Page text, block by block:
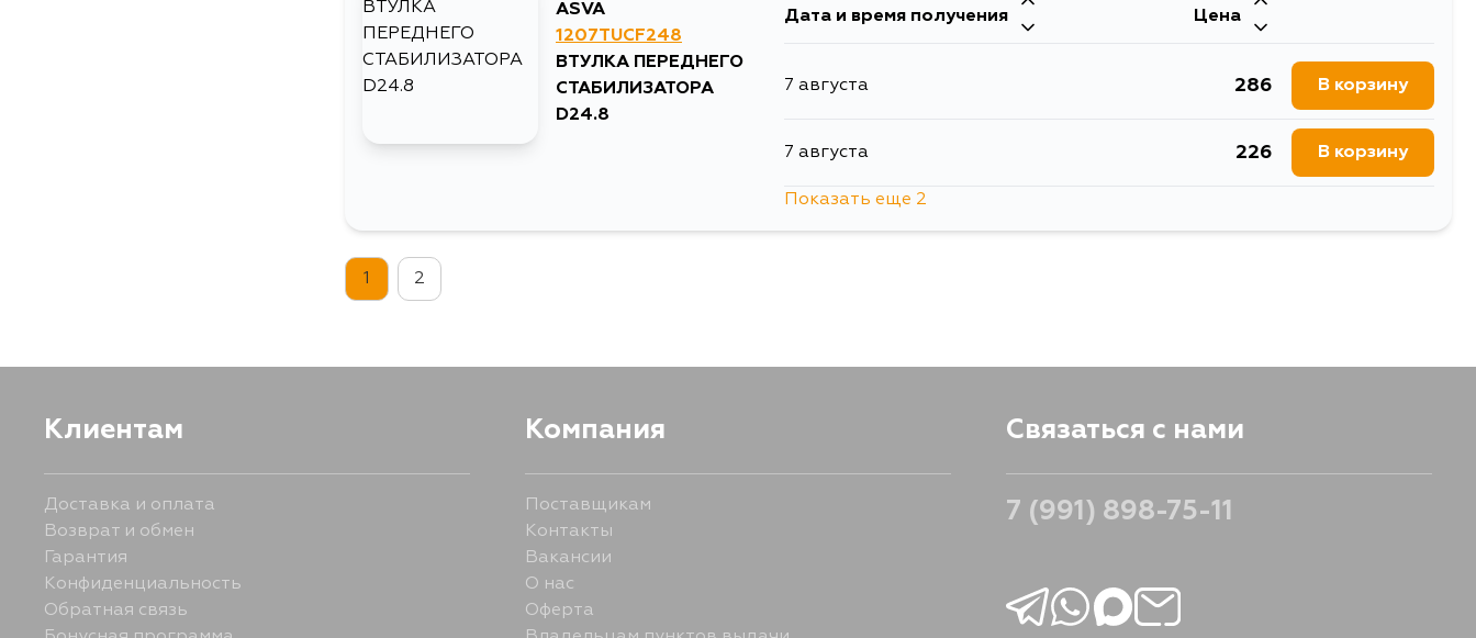
ASVA
1207TUCF248
ВТУЛКА ПЕРЕДНЕГО
СТАБИЛИЗАТОРА
D24.8
Дата и время получения Цена
7 августа 286 В корзину
7 августа 226 В корзину
Показать еще 2
1 2
Клиентам
Доставка и оплата
Возврат и обмен
Гарантия
Конфиденциальность
Обратная связь
Компания
Поставщикам
Контакты
Вакансии
О нас
Оферта
Связаться с нами
7 (991) 898-75-11